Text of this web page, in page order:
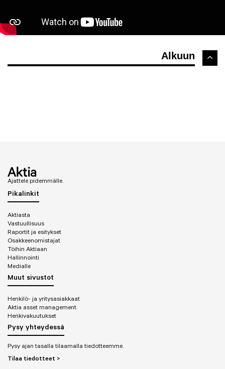
Alkuun
Ajattele pidemmälle.
Pikalinkit
Aktiasta
Vastuullisuus
Raportit ja esitykset
Osakkeenomistajat
Töihin Aktiaan
Hallinnointi
Medialle
Muut sivustot
Henkilö- ja yritysasiakkaat
Aktia asset management
Henkivakuutukset
Pysy yhteydessä
Pysy ajan tasalla tilaamalla tiedotteemme.
Tilaa tiedotteet >